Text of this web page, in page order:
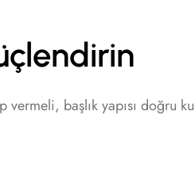
vermeli, başlık yapısı doğru